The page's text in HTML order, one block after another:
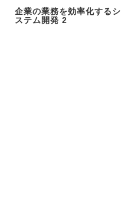
企業の業務を効率化するシ
ステム開発 2